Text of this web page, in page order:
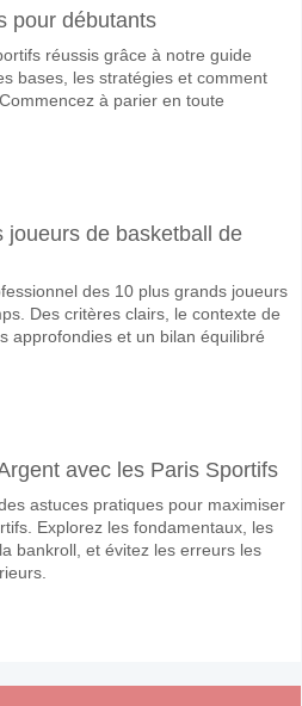
pour débutants
réussis grâce à notre guide
bases, les stratégies et comment
à parier en toute
joueurs de basketball de
des 10 plus grands joueurs
Des critères clairs, le contexte de
approfondies et un bilan équilibré
avec les Paris Sportifs
astuces pratiques pour maximiser
Explorez les fondamentaux, les
bankroll, et évitez les erreurs les